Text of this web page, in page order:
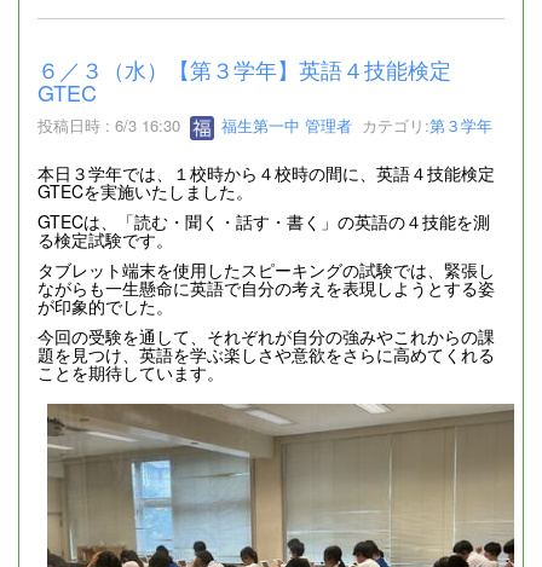
６／３（水）【第３学年】英語４技能検定
GTEC
投稿日時 : 6/3 16:30 福生第一中 管理者 カテゴリ:第３学年
本日３学年では、１校時から４校時の間に、英語４技能検定
GTECを実施いたしました。
GTECは、「読む・聞く・話す・書く」の英語の４技能を測
る検定試験です。
タブレット端末を使用したスピーキングの試験では、緊張し
ながらも一生懸命に英語で自分の考えを表現しようとする姿
が印象的でした。
今回の受験を通して、それぞれが自分の強みやこれからの課
題を見つけ、英語を学ぶ楽しさや意欲をさらに高めてくれる
ことを期待しています。